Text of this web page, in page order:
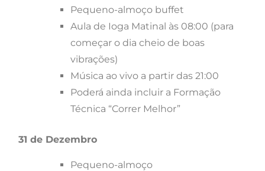
Pequeno-almoço buffet
Aula de Ioga Matinal às 08:00 (para
começar o dia cheio de boas
vibrações)
Música ao vivo a partir das 21:00
Poderá ainda incluir a Formação
Técnica “Correr Melhor”
31 de Dezembro
Pequeno-almoço